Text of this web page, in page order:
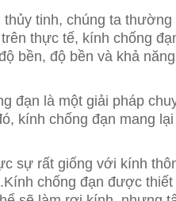
thủy tinh, chúng ta
thực tế, kính chống
bền, độ bền và khả
đạn là một giải pháp
kính chống đạn mang
sự rất giống với kính
chống đạn được